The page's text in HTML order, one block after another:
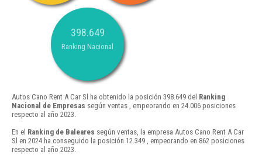
398.649
Ranking Nacional
Autos Cano Rent A Car Sl ha obtenido la posición 398.649 del Ranking
Nacional de Empresas según ventas , empeorando en 24.006 posiciones
respecto al año 2023.
En el Ranking de Baleares según ventas, la empresa Autos Cano Rent A Car
Sl en 2024 ha conseguido la posición 12.349 , empeorando en 862 posiciones
respecto al año 2023.